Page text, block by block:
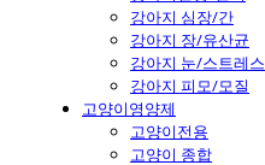
강아지 심장/간
강아지 장/유산균
강아지 눈/스트레스
강아지 피모/모질
고양이영양제
고양이전용
고양이 종합